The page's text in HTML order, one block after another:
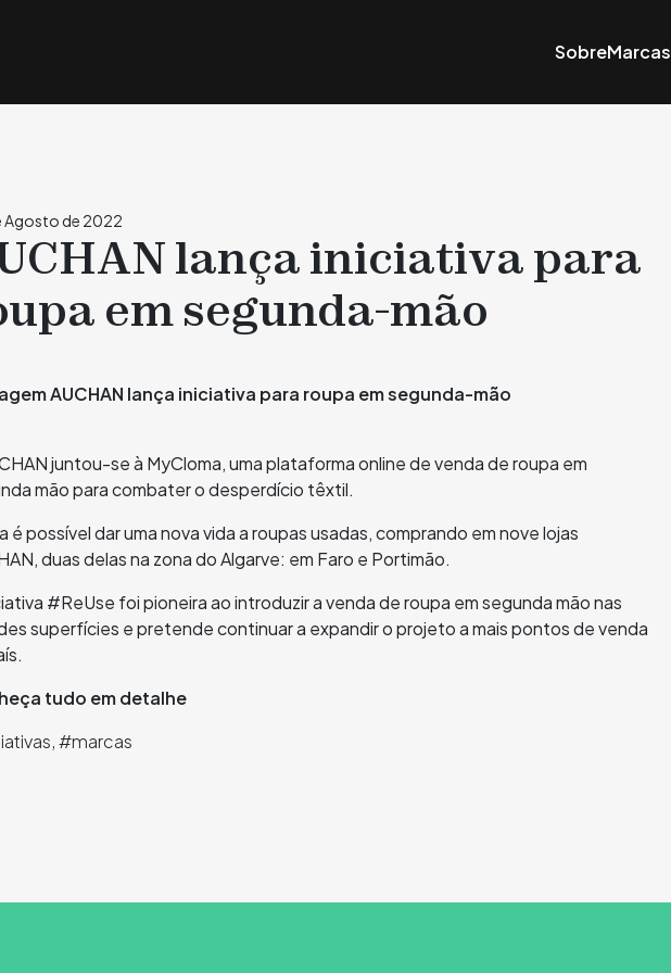
SobreMarcas
Agosto de 2022
lança iniciativa para
em segunda-mão
juntou-se à MyCloma, uma plataforma online de venda de roupa em
mão para combater o desperdício têxtil.
é possível dar uma nova vida a roupas usadas, comprando em nove lojas
duas delas na zona do Algarve: em Faro e Portimão.
#ReUse foi pioneira ao introduzir a venda de roupa em segunda mão nas
superfícies e pretende continuar a expandir o projeto a mais pontos de venda
tudo em detalhe
#marcas